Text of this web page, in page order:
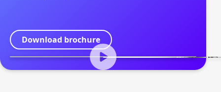
Download brochure